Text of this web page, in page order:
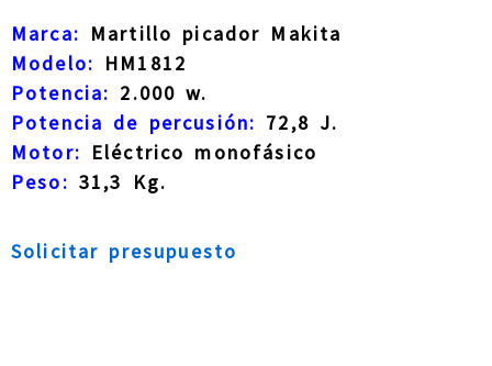
Marca: Martillo picador Makita
Modelo: HM1812
Potencia: 2.000 w.
Potencia de percusión: 72,8 J.
Motor: Eléctrico monofásico
Peso: 31,3 Kg.
Solicitar presupuesto